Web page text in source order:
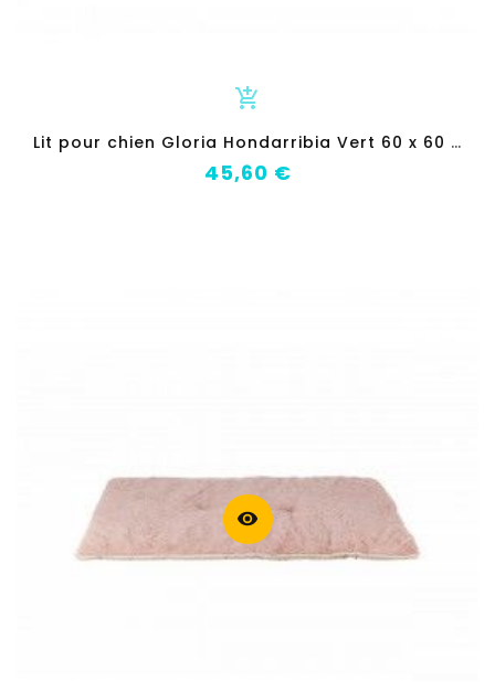
add_shopping_cart
L
it pour chien Gloria Hondarribia Vert 60 x 60 cm Hexagonal
Prix
45,60 €
visibility